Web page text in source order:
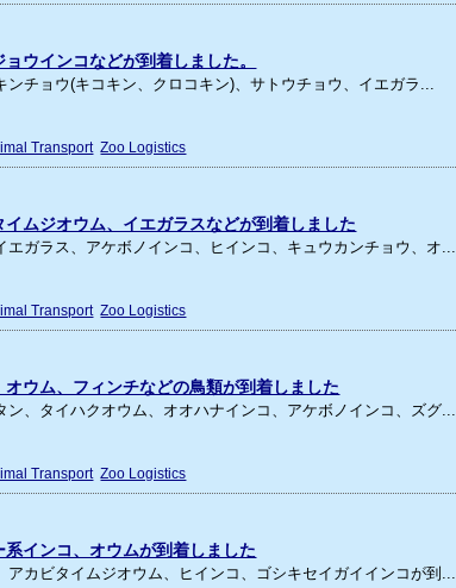
ウインコなどが到着しました。
ンチョウ(キコキン、クロコキン)、サトウチョウ、イエガラ...
Transport Zoo Logistics
ムジオウム、イエガラスなどが到着しました
エガラス、アケボノインコ、ヒインコ、キュウカンチョウ、オ...
Transport Zoo Logistics
ウム、フィンチなどの鳥類が到着しました
ン、タイハクオウム、オオハナインコ、アケボノインコ、ズグ...
Transport Zoo Logistics
インコ、オウムが到着しました
アカビタイムジオウム、ヒインコ、ゴシキセイガイインコが到...